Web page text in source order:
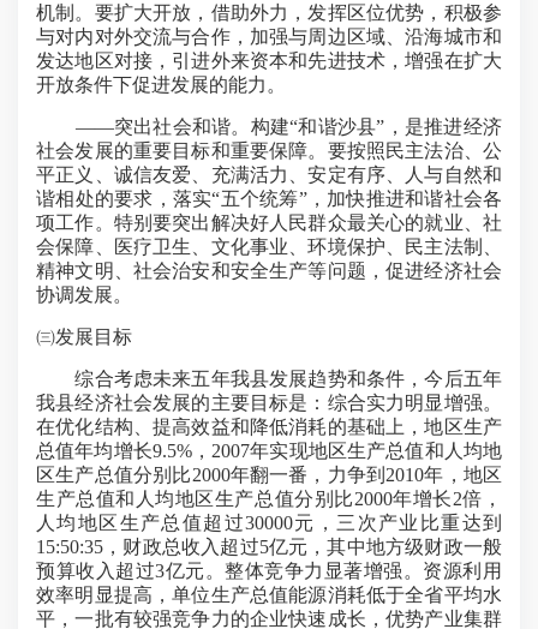
机制。要扩大开放，借助外力，发挥区位优势，积极参
与对内对外交流与合作，加强与周边区域、沿海城市和
发达地区对接，引进外来资本和先进技术，增强在扩大
开放条件下促进发展的能力。
——突出社会和谐。构建“和谐沙县”，是推进经济
社会发展的重要目标和重要保障。要按照民主法治、公
平正义、诚信友爱、充满活力、安定有序、人与自然和
谐相处的要求，落实“五个统筹”，加快推进和谐社会各
项工作。特别要突出解决好人民群众最关心的就业、社
会保障、医疗卫生、文化事业、环境保护、民主法制、
精神文明、社会治安和安全生产等问题，促进经济社会
协调发展。
㈢发展目标
综合考虑未来五年我县发展趋势和条件，今后五年
我县经济社会发展的主要目标是：综合实力明显增强。
在优化结构、提高效益和降低消耗的基础上，地区生产
总值年均增长9.5%，2007年实现地区生产总值和人均地
区生产总值分别比2000年翻一番，力争到2010年，地区
生产总值和人均地区生产总值分别比2000年增长2倍，
人均地区生产总值超过30000元，三次产业比重达到
15:50:35，财政总收入超过5亿元，其中地方级财政一般
预算收入超过3亿元。整体竞争力显著增强。资源利用
效率明显提高，单位生产总值能源消耗低于全省平均水
平，一批有较强竞争力的企业快速成长，优势产业集群